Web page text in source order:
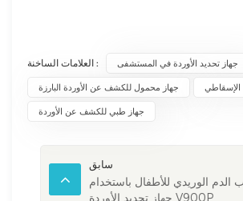
العلامات الساخنة : جهاز تحديد الأوردة في المستشفى
جهاز محمول للكشف عن الأوردة البارزة الإسقاطي
جهاز طبي للكشف عن الأوردة
سابق
الدم الوريدي للأطفال باستخدام
جهاز تحديد الأوردة V900P